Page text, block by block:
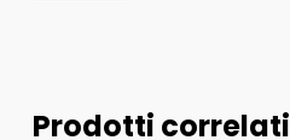
Prodotti correlati